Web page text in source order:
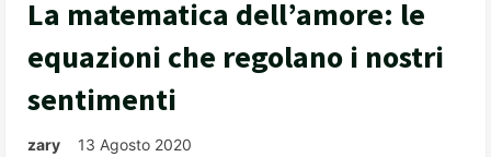
La matematica dell’amore: le
equazioni che regolano i nostri
sentimenti
zary 13 Agosto 2020